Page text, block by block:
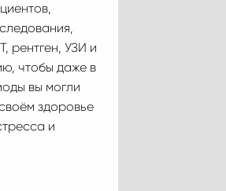
рентген, УЗИ и
чтобы даже в
вы могли
здоровье
и